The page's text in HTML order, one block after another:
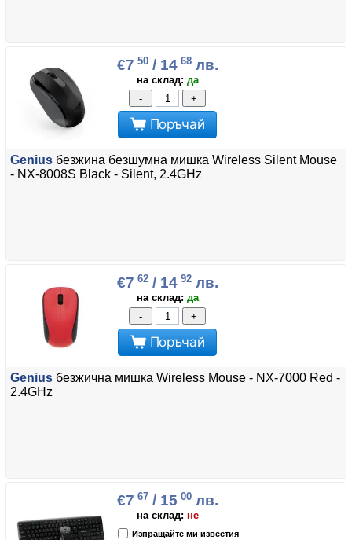
€7 50/ 14 68лв.
на склад: да
-
+
Поръчай
Genius безжина безшумна мишка Wireless Silent Mouse
- NX-8008S Black - Silent, 2.4GHz
€7 62/ 14 92лв.
на склад: да
-
+
Поръчай
Genius безжична мишка Wireless Mouse - NX-7000 Red -
2.4GHz
€7 67 / 15 00лв.
на склад: не
Изпращайте ми известия